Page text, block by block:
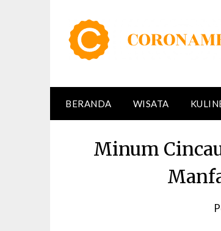
BERANDA WISATA
Minum